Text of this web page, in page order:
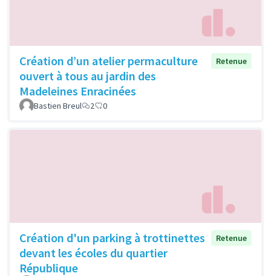
Création d’un atelier permaculture
ouvert à tous au jardin des
Madeleines Enracinées
Retenue
Bastien Breul 2 0
Création d'un parking à trottinettes
devant les écoles du quartier
République
Retenue